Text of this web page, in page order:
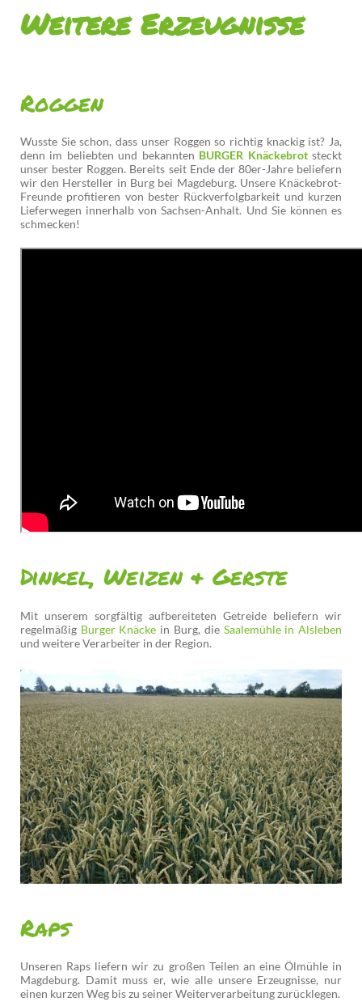
Weitere Erzeugnisse
Roggen
Wusste Sie schon, dass unser Roggen so richtig knackig ist? Ja,
denn im beliebten und bekannten BURGER Knäckebrotsteckt
unser bester Roggen. Bereits seit Ende der 80er-Jahre beliefern
wir den Hersteller in Burg bei Magdeburg. Unsere Knäckebrot-
Freunde profitieren von bester Rückverfolgbarkeit und kurzen
Lieferwegen innerhalb von Sachsen-Anhalt. Und Sie können es
schmecken!
Dinkel, Weizen & Gerste
Mit unserem sorgfältig aufbereiteten Getreide beliefern wir
regelmäßig Burger Knäcke in Burg, die Saalemühle in Alsleben
und weitere Verarbeiter in der Region.
Raps
Unseren Raps liefern wir zu großen Teilen an eine Ölmühle in
Magdeburg. Damit muss er, wie alle unsere Erzeugnisse, nur
einen kurzen Weg bis zu seiner Weiterverarbeitung zurücklegen.